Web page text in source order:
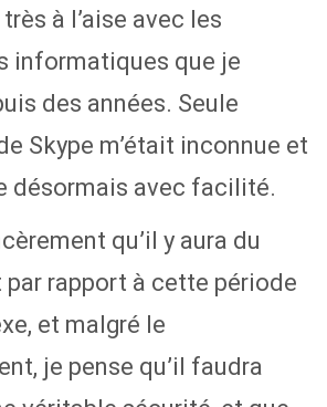
à l’aise avec les
informatiques que je
des années. Seule
Skype m’était inconnue et
désormais avec facilité.
qu’il y aura du
par rapport à cette période
et malgré le
je pense qu’il faudra